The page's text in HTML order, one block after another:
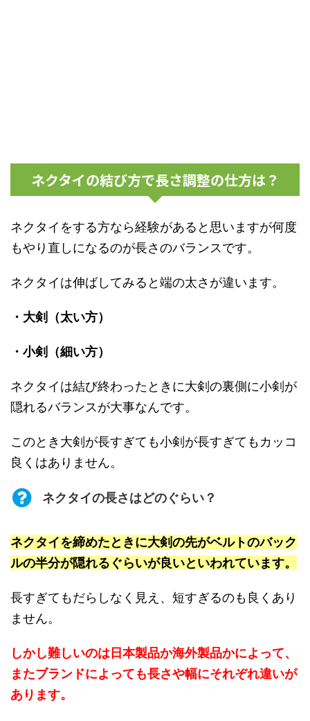
ネクタイの結び方で長さ調整の仕方は？
ネクタイをする方なら経験があると思いますが何度
もやり直しになるのが長さのバランスです。
ネクタイは伸ばしてみると端の太さが違います。
・大剣（太い方）
・小剣（細い方）
ネクタイは結び終わったときに大剣の裏側に小剣が
隠れるバランスが大事なんです。
このとき大剣が長すぎても小剣が長すぎてもカッコ
良くはありません。
ネクタイの長さはどのぐらい？
ネクタイを締めたときに大剣の先がベルトのバック
ルの半分が隠れるぐらいが良いといわれています。
長すぎてもだらしなく見え、短すぎるのも良くあり
ません。
しかし難しいのは日本製品か海外製品かによって、
またブランドによっても長さや幅にそれぞれ違いが
あります。